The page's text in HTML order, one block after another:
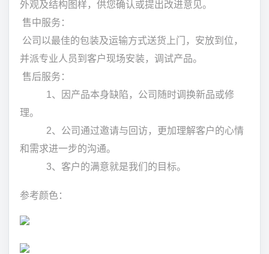
外观及结构图样，供您确认或提出改进意见。
售中服务：
公司以最佳的包装及运输方式送货上门，安放到位，
并派专业人员到客户现场安装，调试产品。
售后服务：
1、因产品本身缺陷，公司随时调换新品或修
理。
2、公司通过邀请与回访，更加理解客户的心情
和需求进一步的沟通。
3、客户的满意就是我们的目标。
参考颜色：